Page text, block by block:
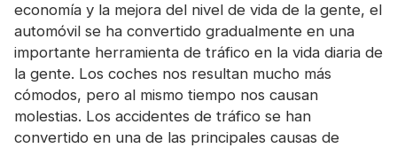
Material que brilla en la oscuridad.
Revestimiento de lavado industrial
Acerca de CHINASTARS
Nuevo producto
economía y la mejora del nivel de vida de la gente, el
automóvil se ha convertido gradualmente en una
importante herramienta de tráfico en la vida diaria de
la gente. Los coches nos resultan mucho más
cómodos, pero al mismo tiempo nos causan
molestias. Los accidentes de tráfico se han
convertido en una de las principales causas de